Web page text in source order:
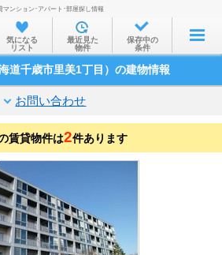
お部屋を探す
沿線・駅から
家賃相場から
通勤通学時間から
不動産会社から
TOP
ンション･アパート･部屋探し情報
気になる
リスト
最近見た
物件
保存中の
条件
道千歳市里美1丁目）の建物情報
お問い合わせ
賃貸物件は2件あります